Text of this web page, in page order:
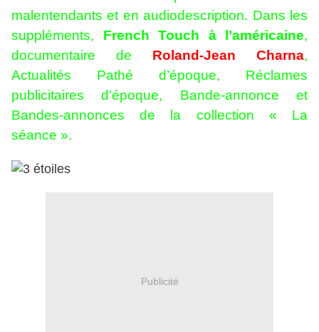
malentendants et en audiodescription. Dans les
suppléments, French Touch à l’américaine,
documentaire de Roland-Jean Charna,
Actualités Pathé d’époque, Réclames
publicitaires d’époque, Bande-annonce et
Bandes-annonces de la collection « La
séance ».
Publicité